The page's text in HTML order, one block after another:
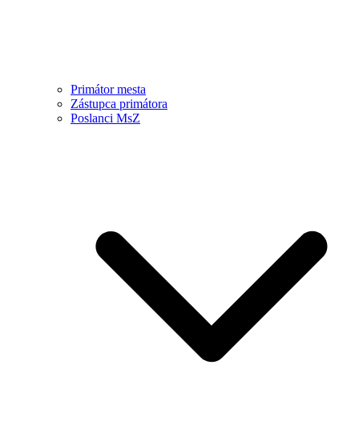
Primátor mesta
Zástupca primátora
Poslanci MsZ